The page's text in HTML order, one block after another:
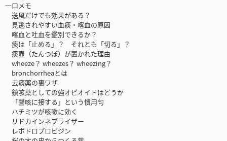
一口メモ
送風だけでも効果がある？
見逃されやすい血痰・喀血の原因
喀血と吐血を鑑別できるか？
痰は「止める」？ それとも「切る」？
痰壺（たんつぼ）が置かれた理由
wheeze？ wheezes？ wheezing？
bronchorrheaとは
去痰薬の裏ワザ
鎮咳薬としての強オピオイドはどうか
「謦咳に接する」という慣用句
ハチミツが咳嗽に効く
リドカインネブライザー
レボドロプロピジン